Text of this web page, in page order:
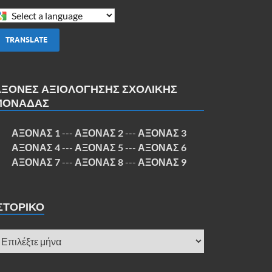
TRANSLATE
ΑΞΙΟΛΟΓΗΣΗΣ ΣΧΟΛΙΚΗΣ
ΑΞΟΝΑΣ 1--- ΑΞΟΝΑΣ 2--- ΑΞΟΝΑΣ 3
ΑΞΟΝΑΣ 4--- ΑΞΟΝΑΣ 5--- ΑΞΟΝΑΣ 6
ΑΞΟΝΑΣ 7--- ΑΞΟΝΑΣ 8--- ΑΞΟΝΑΣ 9